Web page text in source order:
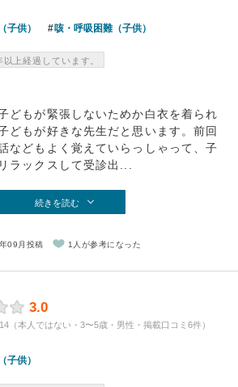
子供） 咳・呼吸困難（子供）
上経過しています。
どもが緊張しないためか白衣を着られ
どもが好きな先生だと思います。前回
などもよく覚えていらっしゃって、子
ラックスして受診出...
続きを読む
09月投稿 1人が参考になった
3.0
（本人ではない・3〜5歳・男性・掲載口コミ6件）
子供）